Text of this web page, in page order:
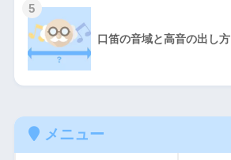
5
口笛の音域と高音の出し方
メニュー